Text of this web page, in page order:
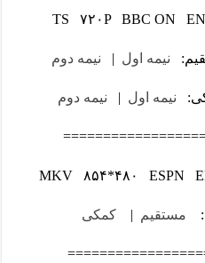
نیمه اول | نیمه دوم
نیمه اول | نیمه دوم
مستقیم | کمکی